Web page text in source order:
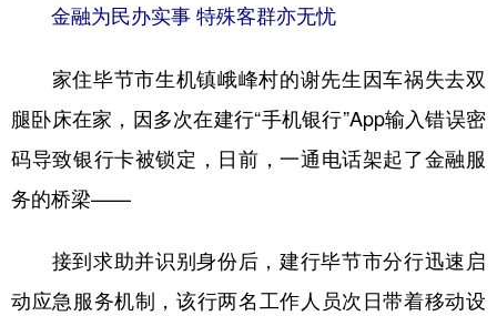
金融为民办实事 特殊客群亦无忧
家住毕节市生机镇峨峰村的谢先生因车祸失去双
腿卧床在家，因多次在建行“手机银行”App输入错误密
码导致银行卡被锁定，日前，一通电话架起了金融服
务的桥梁——
接到求助并识别身份后，建行毕节市分行迅速启
动应急服务机制，该行两名工作人员次日带着移动设